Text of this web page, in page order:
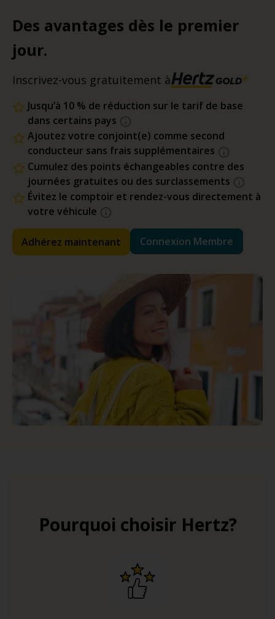
Des avantages dès le premier
jour.
Inscrivez-vous gratuitement à
Jusqu’à 10 % de réduction sur le tarif de base
dans certains pays
Ajoutez votre conjoint(e) comme second
conducteur sans frais supplémentaires
Cumulez des points échangeables contre des
journées gratuites ou des surclassements
Évitez le comptoir et rendez-vous directement à
votre véhicule
Adhérez maintenant Connexion Membre
Pourquoi choisir Hertz?